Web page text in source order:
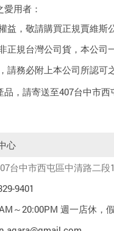
用者：
益，敬請購買正規賈維斯
正規台灣公司貨，本公司
請務必附上本公司所認可
，請寄送至407台中市西
心
台中市西屯區中清路二段
9401
～20:00PM 週一店休，